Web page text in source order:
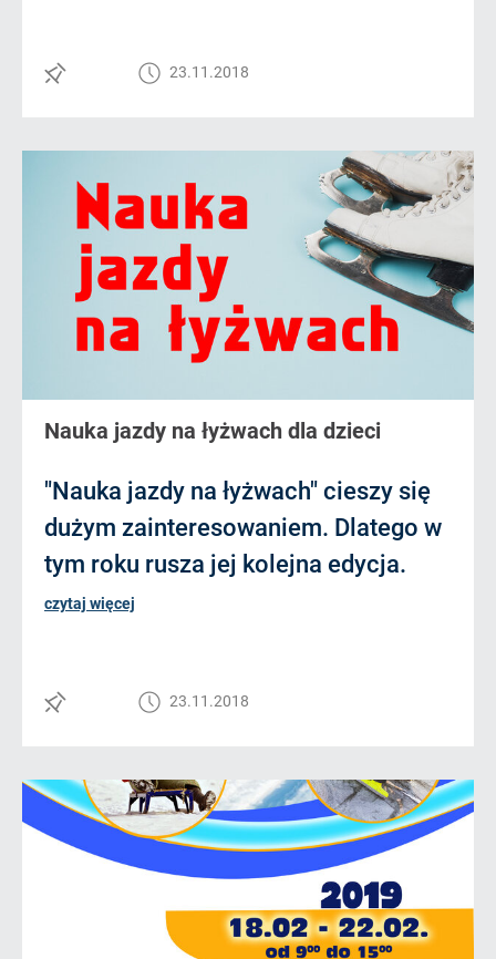
23.11.2018
Nauka jazdy na łyżwach dla dzieci
"Nauka jazdy na łyżwach" cieszy się
dużym zainteresowaniem. Dlatego w
tym roku rusza jej kolejna edycja.
czytaj więcej
23.11.2018